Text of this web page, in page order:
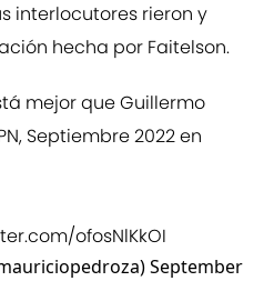
interlocutores rieron y
hecha por Faitelson.
mejor que Guillermo
, Septiembre 2022 en
ofosNlKkOI
September